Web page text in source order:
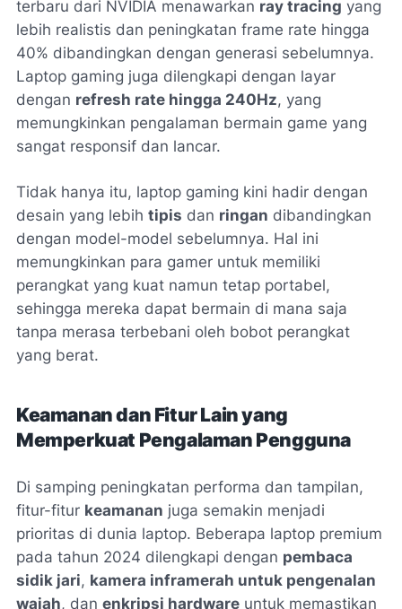
terbaru dari NVIDIA menawarkan ray tracing yang
lebih realistis dan peningkatan frame rate hingga
40% dibandingkan dengan generasi sebelumnya.
Laptop gaming juga dilengkapi dengan layar
dengan refresh rate hingga 240Hz, yang
memungkinkan pengalaman bermain game yang
sangat responsif dan lancar.
Tidak hanya itu, laptop gaming kini hadir dengan
desain yang lebih tipis dan ringan dibandingkan
dengan model-model sebelumnya. Hal ini
memungkinkan para gamer untuk memiliki
perangkat yang kuat namun tetap portabel,
sehingga mereka dapat bermain di mana saja
tanpa merasa terbebani oleh bobot perangkat
yang berat.
Keamanan dan Fitur Lain yang
Memperkuat Pengalaman Pengguna
Di samping peningkatan performa dan tampilan,
fitur-fitur keamanan juga semakin menjadi
prioritas di dunia laptop. Beberapa laptop premium
pada tahun 2024 dilengkapi dengan pembaca
sidik jari, kamera inframerah untuk pengenalan
wajah, dan enkripsi hardware untuk memastikan